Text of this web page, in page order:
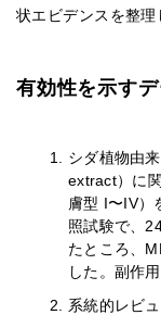
状エビデンスを整理
有効性を示すデ
シダ植物由
extract）に
膚型 I〜IV）
照試験で、
たところ、
した。副作
系統的レビ